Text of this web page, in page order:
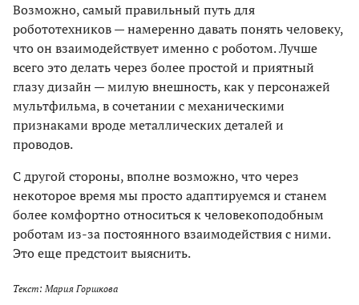
Возможно, самый правильный путь для
робототехников — намеренно давать понять человеку,
что он взаимодействует именно с роботом. Лучше
всего это делать через более простой и приятный
глазу дизайн — милую внешность, как у персонажей
мультфильма, в сочетании с механическими
признаками вроде металлических деталей и
проводов.
С другой стороны, вполне возможно, что через
некоторое время мы просто адаптируемся и станем
более комфортно относиться к человекоподобным
роботам из-за постоянного взаимодействия с ними.
Это еще предстоит выяснить.
Текст: Мария Горшкова